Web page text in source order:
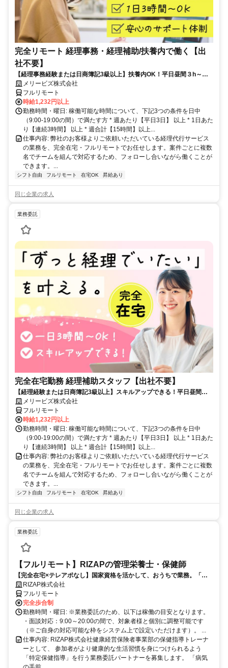
完全リモート 経理事務・経理補助/扶養内で働く【出
社不要】
【経理事務経験または日商簿記3級以上】扶養内OK！平日昼間３h～。
完全在宅で育児・介護中の方も大歓迎♪
メリービズ株式会社
フルリモート
時給1,232円以上
勤務時間・曜日: 稼働可能な時間について、下記3つの条件を日中
（9:00-19:00の間）で満たす方 * 週あたり【平日3日】 以上 * 1日あた
り【連続3時間】 以上 * 週合計【15時間】以上...
仕事内容: 弊社のお客様よりご依頼いただいている経理代行サービス
の業務を、完全在宅・フルリモートでお任せします。案件ごとに複数
名でチームを組んで対応するため、フォローし合いながら働くことが
できます。...
シフト自由 フルリモート 在宅OK 昇給あり
同じ企業の求人
業務委託
完全在宅勤務 経理補助スタッフ【出社不要】
【経理経験または日商簿記3級以上】スキルアップできる！平日昼間３h
～。完全在宅で育児・介護中の方も大歓迎♪
メリービズ株式会社
フルリモート
時給1,232円以上
勤務時間・曜日: 稼働可能な時間について、下記3つの条件を日中
（9:00-19:00の間）で満たす方 * 週あたり【平日3日】 以上 * 1日あた
り【連続3時間】 以上 * 週合計【15時間】以上...
仕事内容: 弊社のお客様よりご依頼いただいている経理代行サービス
の業務を、完全在宅・フルリモートでお任せします。案件ごとに複数
名でチームを組んで対応するため、フォローし合いながら働くことが
できます。...
シフト自由 フルリモート 在宅OK 昇給あり
同じ企業の求人
業務委託
【フルリモート】RIZAPの管理栄養士・保健師
【完全在宅×テレアポなし】国家資格を活かして、おうちで業務。「も
う一つの安心」を。主婦・Wワーカー活躍中！「平日の日中だけ」「夕
方以降の数時間だけ」など、生活リズムに合わせた時間調整が可能で
す。1件ごとの成果報酬型だから、頑張った分だけ手応えのある収入
に。充実のサポート体制で、安心の在宅ワークを始めませんか？
RIZAP株式会社
フルリモート
完全歩合制
勤務時間・曜日: ※業務委託のため、以下は稼働の目安となります。
・面談対応：9:00～20:00の間で、対象者様と個別に調整可能です
（※ご自身の対応可能な枠をシステム上で設定いただけます）。 ...
仕事内容: RIZAP株式会社健康経営保険者事業部の保健指導トレーナ
ーとして、 参加者がより健康的な生活習慣を身につけられるよう
「特定保健指導」を行う業務委託パートナーを募集します。 「病気